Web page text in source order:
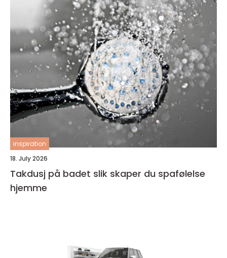
inspiration
18. July 2026
Takdusj på badet slik skaper du spafølelse
hjemme